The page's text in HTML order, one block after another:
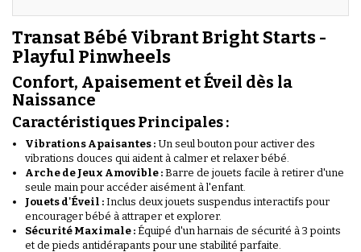
Transat Bébé Vibrant Bright Starts -
Playful Pinwheels
Confort, Apaisement et Éveil dès la
Naissance
Caractéristiques Principales :
Vibrations Apaisantes : Un seul bouton pour activer des
vibrations douces qui aident à calmer et relaxer bébé.
Arche de Jeux Amovible : Barre de jouets facile à retirer d'une
seule main pour accéder aisément à l'enfant.
Jouets d'Éveil : Inclus deux jouets suspendus interactifs pour
encourager bébé à attraper et explorer.
Sécurité Maximale : Équipé d'un harnais de sécurité à 3 points
et de pieds antidérapants pour une stabilité parfaite.